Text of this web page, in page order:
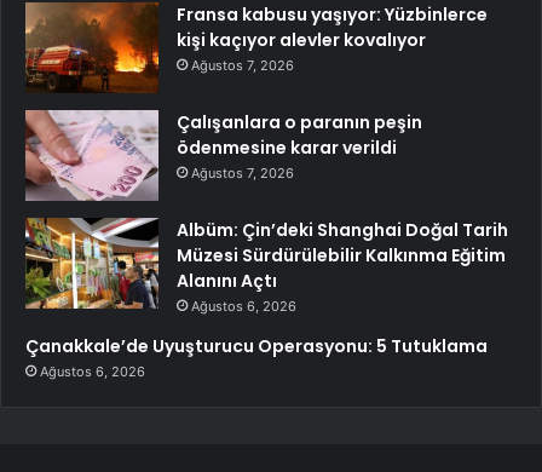
Fransa kabusu yaşıyor: Yüzbinlerce
kişi kaçıyor alevler kovalıyor
Ağustos 7, 2026
Çalışanlara o paranın peşin
ödenmesine karar verildi
Ağustos 7, 2026
Albüm: Çin’deki Shanghai Doğal Tarih
Müzesi Sürdürülebilir Kalkınma Eğitim
Alanını Açtı
Ağustos 6, 2026
Çanakkale’de Uyuşturucu Operasyonu: 5 Tutuklama
Ağustos 6, 2026